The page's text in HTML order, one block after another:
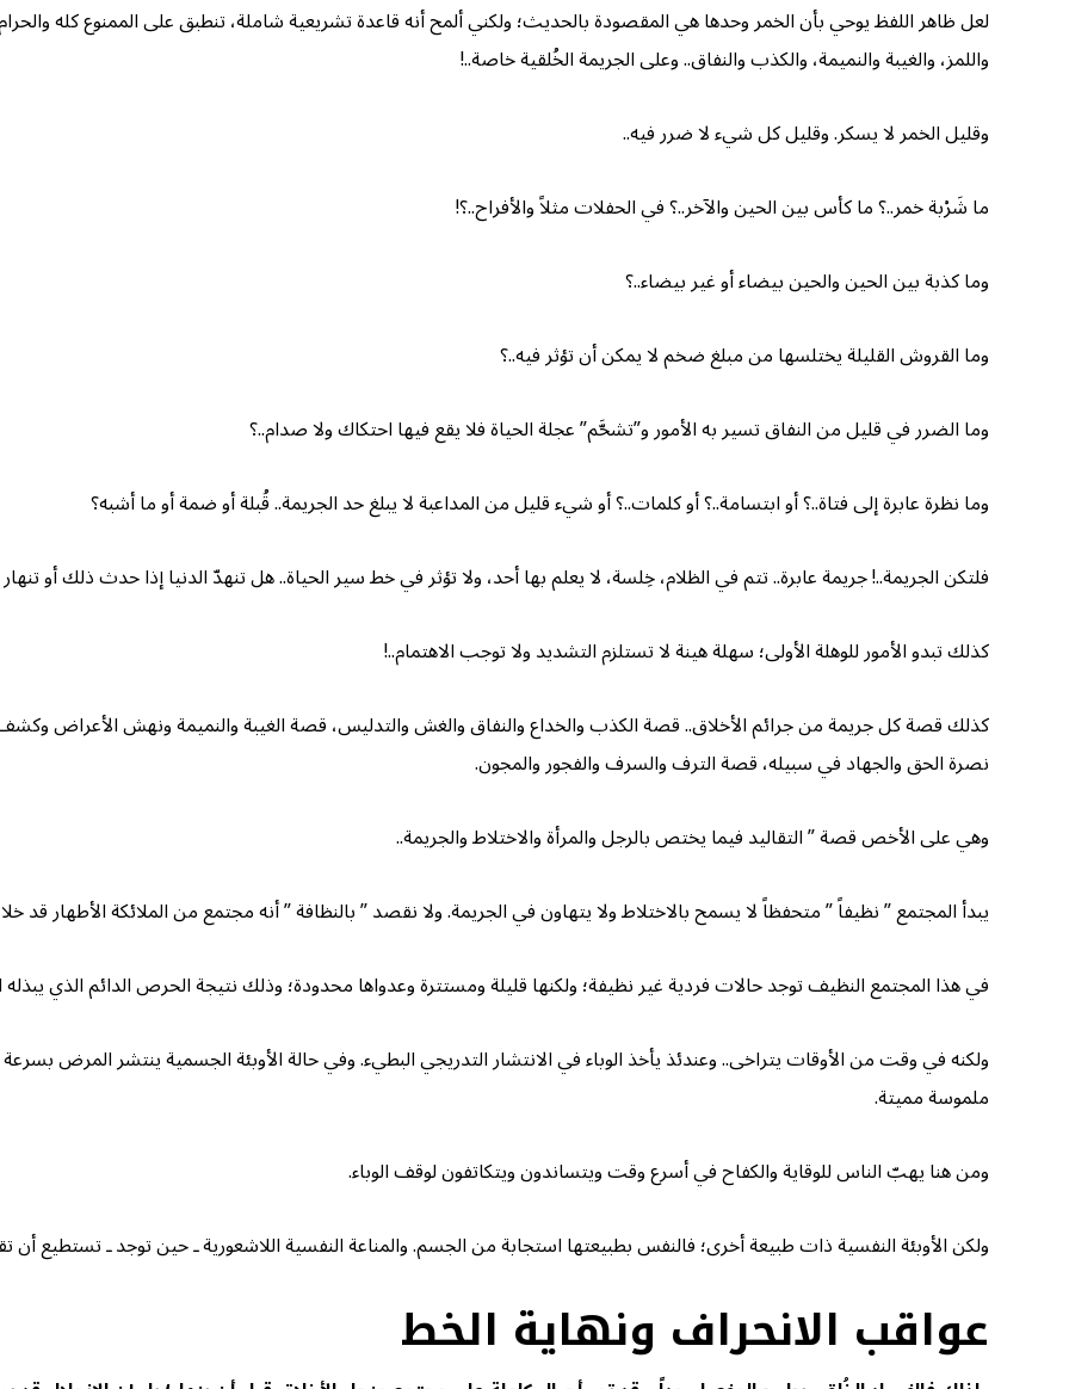
لعل ظاهر اللفظ يوحي بأن الخمر وحدها هي المقصودة بالحديث؛ ولكني ألمح أنه قاعدة تشريعية شاملة، تنطبق على الممنوع كله
واللمز، والغيبة والنميمة، والكذب والنفاق.. وعلى الجريمة الخُلقية خاصة..!
وقليل الخمر لا يسكر. وقليل كل شيء لا ضرر فيه..
ما شَرْبة خمر..؟ ما كأس بين الحين والآخر..؟ في الحفلات مثلاً والأفراح..؟!
وما كذبة بين الحين والحين بيضاء أو غير بيضاء..؟
وما القروش القليلة يختلسها من مبلغ ضخم لا يمكن أن تؤثر فيه..؟
وما الضرر في قليل من النفاق تسير به الأمور و”تشحَّم” عجلة الحياة فلا يقع فيها احتكاك ولا صدام..؟
وما نظرة عابرة إلى فتاة..؟ أو ابتسامة..؟ أو كلمات..؟ أو شيء قليل من المداعبة لا يبلغ حد الجريمة.. قُبلة أو ضمة أو ما أشبه؟
فلتكن الجريمة..! جريمة عابرة.. تتم في الظلام، خِلسة، لا يعلم بها أحد، ولا تؤثر في خط سير الحياة.. هل تنهدّ الدنيا إذا حدث ذلك أو
كذلك تبدو الأمور للوهلة الأولى؛ سهلة هينة لا تستلزم التشديد ولا توجب الاهتمام..!
كذلك قصة كل جريمة من جرائم الأخلاق.. قصة الكذب والخداع والنفاق والغش والتدليس، قصة الغيبة والنميمة ونهش الأعراض
نصرة الحق والجهاد في سبيله، قصة الترف والسرف والفجور والمجون.
وهي على الأخص قصة ” التقاليد فيما يختص بالرجل والمرأة والاختلاط والجريمة..
يبدأ المجتمع ” نظيفاً ” متحفظاً لا يسمح بالاختلاط ولا يتهاون في الجريمة. ولا نقصد ” بالنظافة ” أنه مجتمع من الملائكة الأطهار
في هذا المجتمع النظيف توجد حالات فردية غير نظيفة؛ ولكنها قليلة ومستترة وعدواها محدودة؛ وذلك نتيجة الحرص الدائم الذي
ولكنه في وقت من الأوقات يتراخى.. وعندئذ يأخذ الوباء في الانتشار التدريجي البطيء. وفي حالة الأوبئة الجسمية ينتشر المرض
ملموسة مميتة.
ومن هنا يهبّ الناس للوقاية والكفاح في أسرع وقت ويتساندون ويتكاتفون لوقف الوباء.
ولكن الأوبئة النفسية ذات طبيعة أخرى؛ فالنفس بطبيعتها استجابة من الجسم. والمناعة النفسية اللاشعورية ـ حين توجد ـ تستطيع
عواقب الانحراف ونهاية الخط